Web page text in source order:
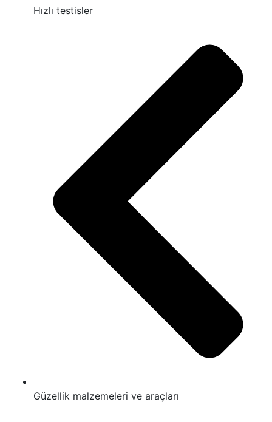
Hızlı testisler
Güzellik malzemeleri ve araçları